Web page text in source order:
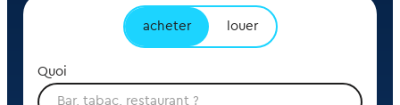
acheter louer
Quoi